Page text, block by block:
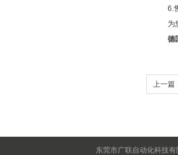
6.
为
德
上一篇
东莞市广联自动化科技有